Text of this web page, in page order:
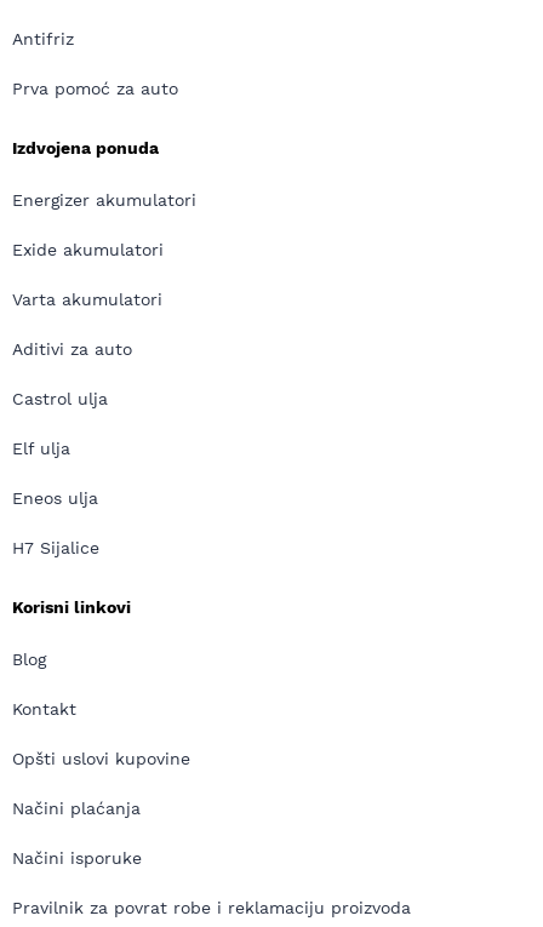
Antifriz
Prva pomoć za auto
Izdvojena ponuda
Energizer akumulatori
Exide akumulatori
Varta akumulatori
Aditivi za auto
Castrol ulja
Elf ulja
Eneos ulja
H7 Sijalice
Korisni linkovi
Blog
Kontakt
Opšti uslovi kupovine
Načini plaćanja
Načini isporuke
Pravilnik za povrat robe i reklamaciju proizvoda